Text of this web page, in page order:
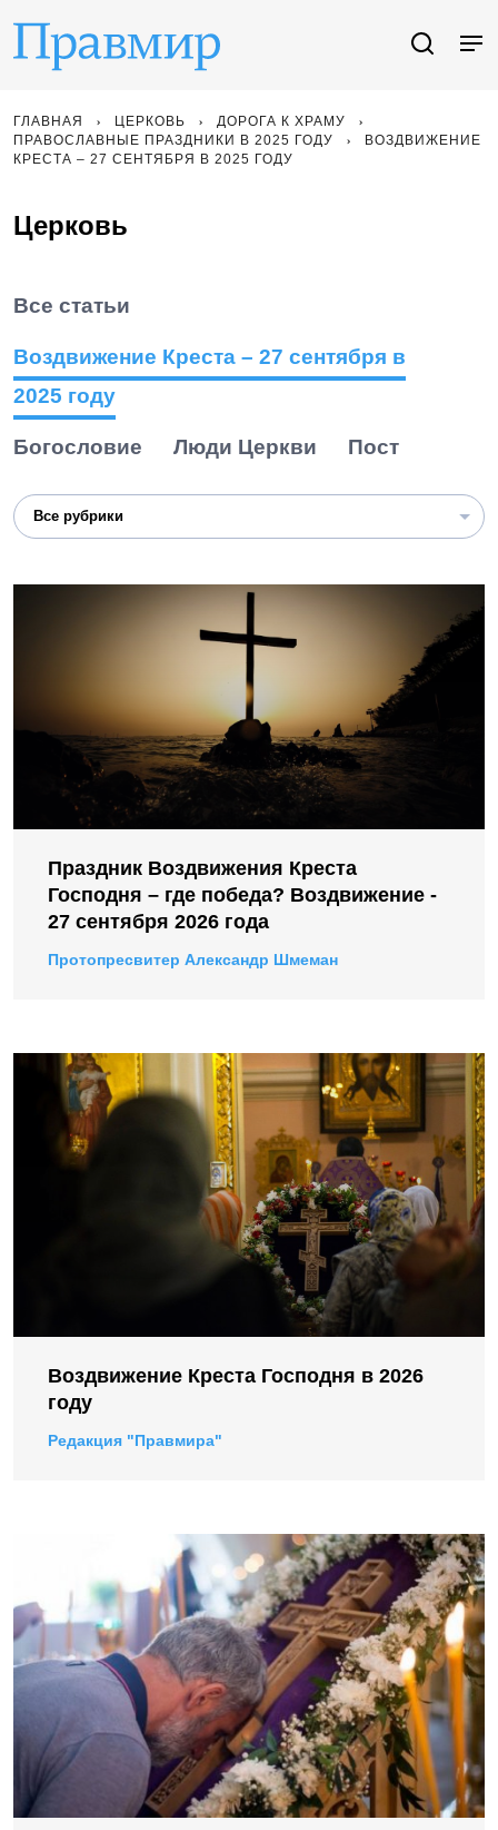
ГЛАВНАЯ ЦЕРКОВЬ
ДОРОГА К ХРАМУ
ПРАВОСЛАВНЫЕ ПРАЗДНИКИ В 2025 ГОДУ
ВОЗДВИЖЕНИЕ
КРЕСТА – 27 СЕНТЯБРЯ В 2025 ГОДУ
Церковь
Все статьи
Воздвижение Креста – 27 сентября в
2025 году
Богословие Люди Церкви Пост
Все рубрики
Праздник Воздвижения Креста
Господня – где победа? Воздвижение -
27 сентября 2026 года
Протопресвитер Александр Шмеман
Воздвижение Креста Господня в 2026
году
Редакция "Правмира"